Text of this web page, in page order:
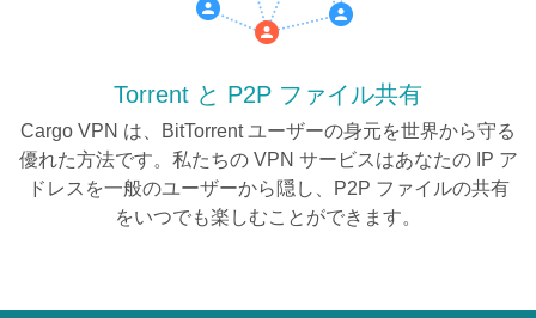
Torrent と P2P ファイル共有
Cargo VPN は、BitTorrent ユーザーの身元を世界から守る
優れた方法です。私たちの VPN サービスはあなたの IP ア
ドレスを一般のユーザーから隠し、P2P ファイルの共有
をいつでも楽しむことができます。